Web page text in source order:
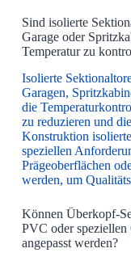
Sind isolierte
Garage oder
Temperatur zu
Isolierte
Garagen,
die
zu reduzieren und
Konstruktion
speziellen
Prägeoberflächen
werden, um
Können Überkopf-
PVC oder
angepasst werden?